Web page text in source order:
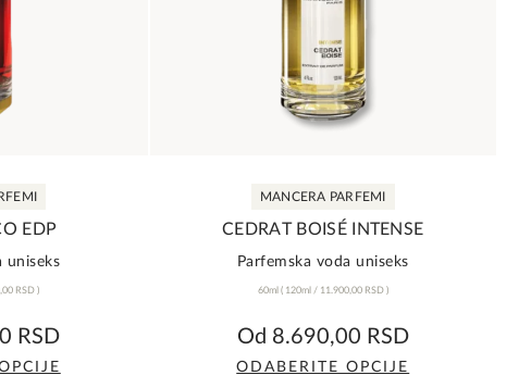
EDP
uniseks
RSD )
RSD
MANCERA PARFEMI
CEDRAT BOISÉ INTENSE
Parfemska voda uniseks
60ml ( 120ml / 11.900,00 RSD)
rating
Od 8.690,00 RSD
ODABERITE OPCIJE